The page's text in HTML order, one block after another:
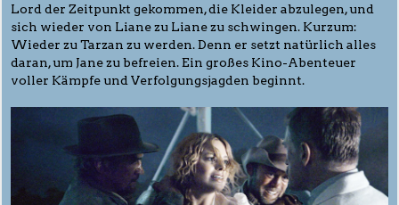
Lord der Zeitpunkt gekommen, die Kleider abzulegen, und
sich wieder von Liane zu Liane zu schwingen. Kurzum:
Wieder zu Tarzan zu werden. Denn er setzt natürlich alles
daran, um Jane zu befreien. Ein großes Kino-Abenteuer
voller Kämpfe und Verfolgungsjagden beginnt.